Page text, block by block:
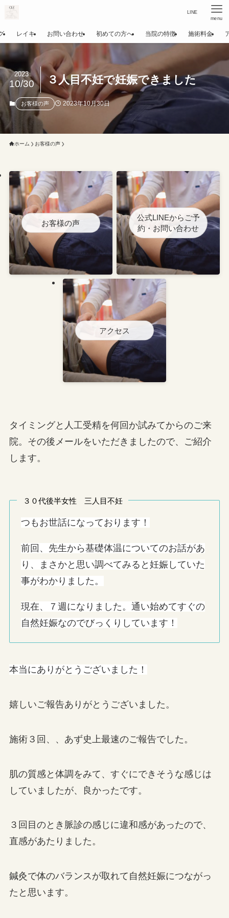
LINE
menu
レイキ お問い合わせ 初めての方へ 当院の特徴 施術料金
３人目不妊で妊娠できました
2023
10/30
お客様の声 2023年10月30日
ホーム お客様の声
お客様の声
公式LINEからご予
約・お問い合わせ
アクセス
タイミングと人工受精を何回か試みてからのご来
院。その後メールをいただきましたので、ご紹介
します。
３０代後半女性 三人目不妊
つもお世話になっております！
前回、先生から基礎体温についてのお話があ
り、まさかと思い調べてみると妊娠していた
事がわかりました。
現在、７週になりました。通い始めてすぐの
自然妊娠なのでびっくりしています！
本当にありがとうございました！
嬉しいご報告ありがとうございました。
施術３回、、あず史上最速のご報告でした。
肌の質感と体調をみて、すぐにできそうな感じは
していましたが、良かったです。
３回目のとき脈診の感じに違和感があったので、
直感があたりました。
鍼灸で体のバランスが取れて自然妊娠につながっ
たと思います。